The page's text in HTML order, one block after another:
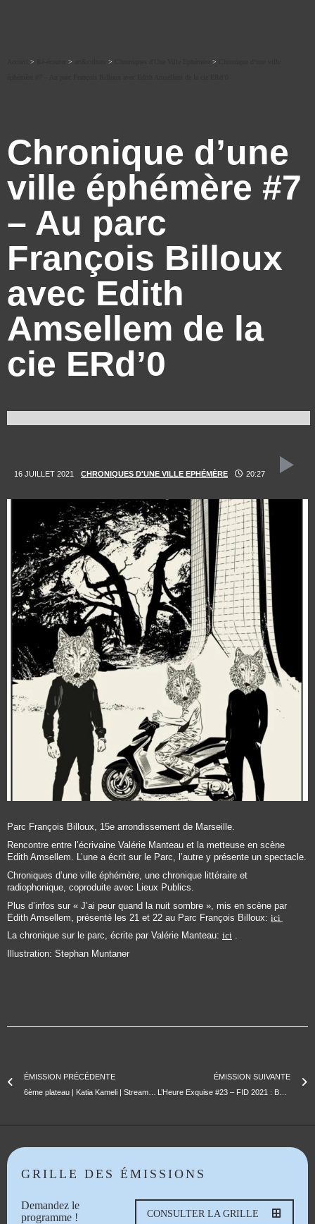
> > > >
Chronique d’une
ville éphémère #7
– Au parc
François Billoux
avec Edith
Amsellem de la
cie ERd’0
16 JUILLET 2021 CHRONIQUES D'UNE VILLE EPHÉMÈRE 20:27
Parc François Billoux, 15e arrondissement de Marseille.
Rencontre entre l’écrivaine Valérie Manteau et la metteuse en scène
Edith Amsellem. L’une a écrit sur le Parc, l’autre y présente un spectacle.
Chroniques d’une ville éphémère, une chronique littéraire et
radiophonique, coproduite avec Lieux Publics.
Plus d’infos sur « J’ai peur quand la nuit sombre », mis en scène par
Edith Amsellem, présenté les 21 et 22 au Parc François Billoux: ici
La chronique sur le parc, écrite par Valérie Manteau: ici .
Illustration: Stephan Muntaner
ÉMISSION PRÉCÉDENTE
ÉMISSION SUIVANTE
L’Heure Exquise #23 – FID 2021 : Baya Medhaffar / Maïder Fortuné / Erika Etangsalé
GRILLE DES ÉMISSIONS
Demandez le
programme !
CONSULTER LA GRILLE